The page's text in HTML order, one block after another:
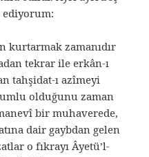
ediyorum:
kurtarmak zamanıdır
tekrar ile erkân-ı
tahşidat-ı azîmeyi
olduğunu zaman
bir muhaverede,
dair gaybdan gelen
o fıkrayı Âyetü’l-